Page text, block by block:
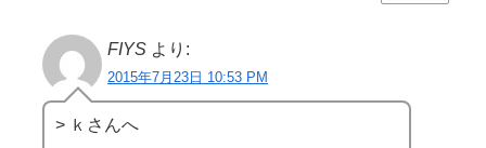
FIYS より:
2015年7月23日 10:53 PM
> ｋさんへ